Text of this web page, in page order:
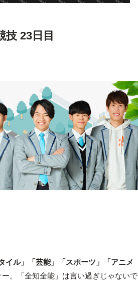
技 23日目
イル」「芸能」「スポーツ」「アニメ
。「全知全能」は言い過ぎじゃないで